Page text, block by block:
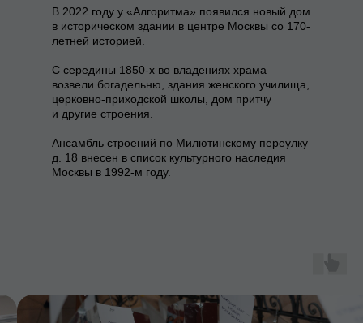
В 2022 году у «Алгоритма» появился новый дом
в историческом здании в центре Москвы со 170-
летней историей.
С середины 1850-х во владениях храма
возвели богадельню, здания женского училища,
церковно-приходской школы, дом притчу
и другие строения.
Ансамбль строений по Милютинскому переулку
д. 18 внесен в список культурного наследия
Москвы в 1992-м году.